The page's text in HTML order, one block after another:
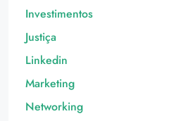
Investimentos
Justiça
Linkedin
Marketing
Networking